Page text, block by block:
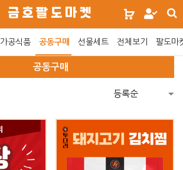
금호팔도마켓
로
인
구
가공식품 공동구매 선물세트 전체보기 팔도마
공동구매